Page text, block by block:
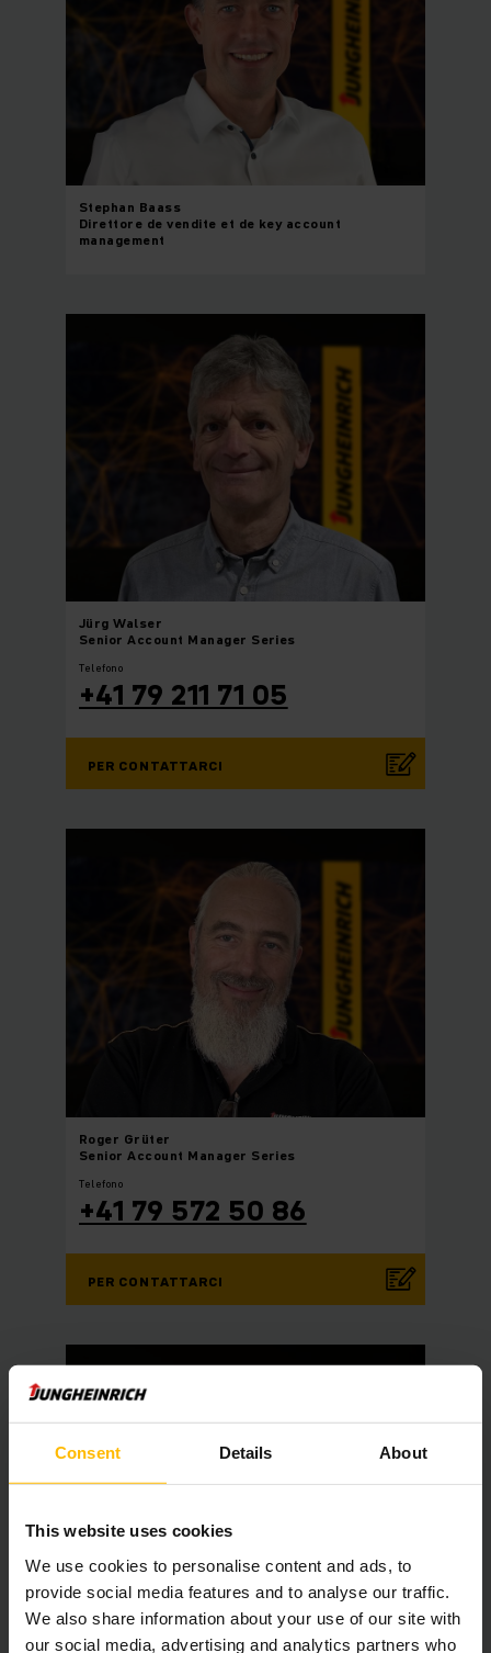
Consent Details About
This website uses cookies
We use cookies to personalise content and ads, to
provide social media features and to analyse our traffic.
We also share information about your use of our site with
our social media, advertising and analytics partners who
Stephan Baass
Direttore de vendite et de key account
management
Jürg Walser
Senior Account Manager Series
Telefono
+41 79 211 71 05
PER CONTATTARCI
Roger Grüter
Senior Account Manager Series
Telefono
+41 79 572 50 86
PER CONTATTARCI